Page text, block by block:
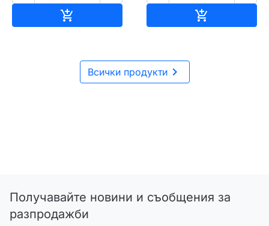
 
Всички продукти
Получавайте новини и съобщения за
разпродажби